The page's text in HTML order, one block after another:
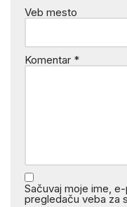
Veb mesto
Komentar *
Sačuvaj moje ime,
pregledaču veba za